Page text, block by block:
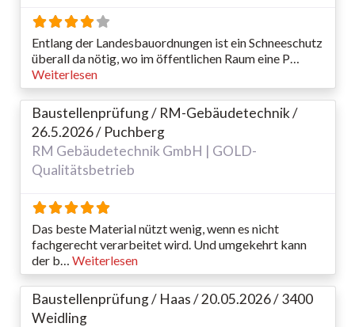
Entlang der Landesbauordnungen ist ein Schneeschutz
überall da nötig, wo im öffentlichen Raum eine P…
Weiterlesen
Baustellenprüfung / RM-Gebäudetechnik /
26.5.2026 / Puchberg
RM Gebäudetechnik GmbH | GOLD-
Qualitätsbetrieb
Das beste Material nützt wenig, wenn es nicht
fachgerecht verarbeitet wird. Und umgekehrt kann
der b… Weiterlesen
Baustellenprüfung / Haas / 20.05.2026 / 3400
Weidling